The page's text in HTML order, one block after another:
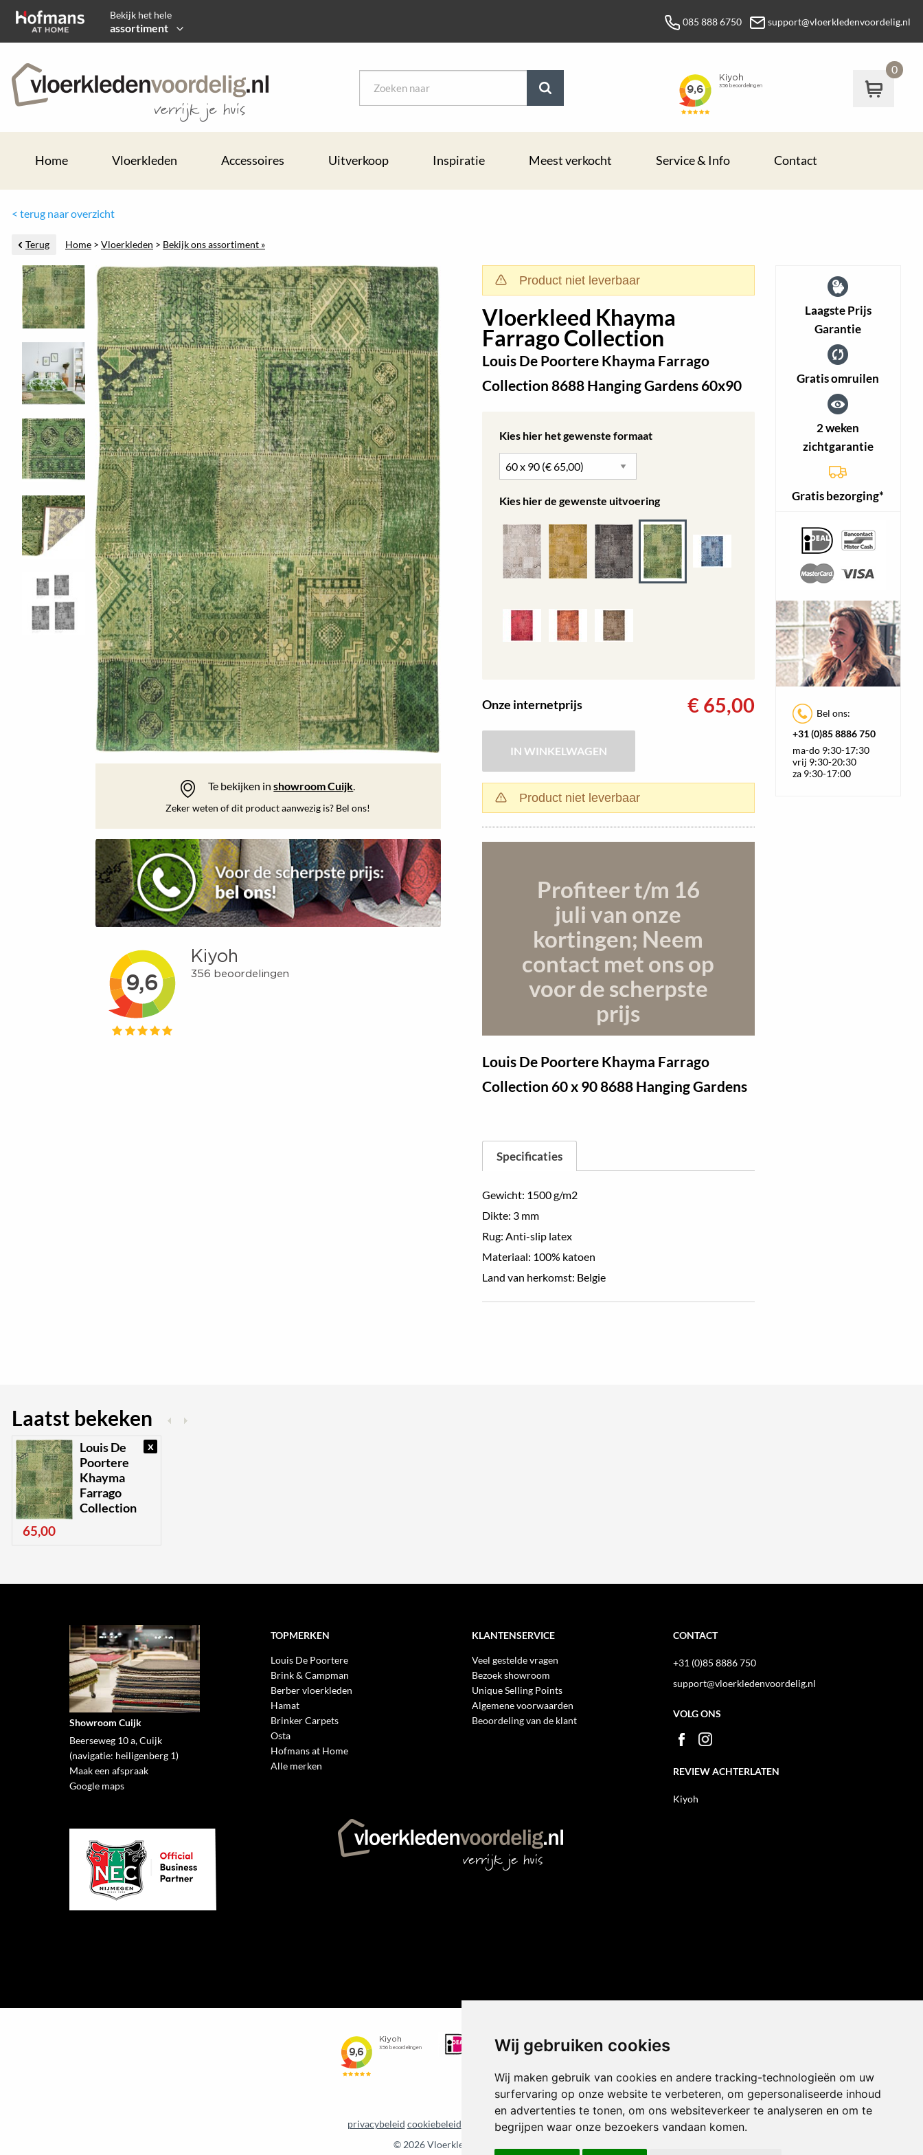
Wij gebruiken cookies
Wij maken gebruik van cookies en andere tracking-technologieën om uw
surfervaring op onze website te verbeteren, om gepersonaliseerde inhoud
en advertenties te tonen, om ons websiteverkeer te analyseren en om te
begrijpen waar onze bezoekers vandaan komen.
Bekijk het hele
assortiment 085 888 6750 support@vloerkledenvoordelig.nl
0
Home Vloerkleden Accessoires Uitverkoop Inspiratie Meest verkocht Service & Info Contact
< terug naar overzicht
Terug Home > Vloerkleden > Bekijk ons assortiment »
Te bekijken inshowroom Cuijk.
Zeker weten of dit product aanwezig is? Bel ons!
Product niet leverbaar
Vloerkleed Khayma
Farrago Collection
Louis De Poortere Khayma Farrago
Collection 8688 Hanging Gardens 60x90
Kies hier het gewenste formaat
Kies hier de gewenste uitvoering
Onze internetprijs € 65,00
Product niet leverbaar
Profiteer t/m 16
julivan onze
kortingen; Neem
contact met ons op
voor de scherpste
prijs
Louis De Poortere Khayma Farrago
Collection 60 x 90 8688 Hanging Gardens
Specificaties
Gewicht: 1500 g/m2
Dikte: 3 mm
Rug: Anti-slip latex
Materiaal: 100% katoen
Land van herkomst: Belgie
Laagste Prijs
Garantie
Gratis omruilen
2 weken
zichtgarantie
Gratis bezorging*
Bel ons:
+31 (0)85 8886 750
ma-do 9:30-17:30
vrij 9:30-20:30
za 9:30-17:00
Laatst bekeken
x
Louis De
Poortere
Khayma
Farrago
Collection
65,00
Showroom Cuijk
Beerseweg 10 a, Cuijk
(navigatie: heiligenberg 1)
Maak een afspraak
Google maps
TOPMERKEN
Louis De Poortere
Brink & Campman
Berber vloerkleden
Hamat
Brinker Carpets
Osta
Hofmans at Home
Alle merken
KLANTENSERVICE
Veel gestelde vragen
Bezoek showroom
Unique Selling Points
Algemene voorwaarden
Beoordeling van de klant
CONTACT
+31 (0)85 8886 750
support@vloerkledenvoordelig.nl
VOLG ONS
REVIEW ACHTERLATEN
Kiyoh
privacybeleid cookiebeleid
Update cookie voorkeuren
© 2026 Vloerkledenvoordelig.nl